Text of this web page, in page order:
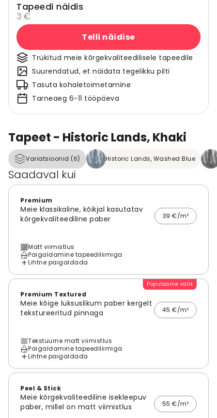
Tapeet - Historic Lands, Khaki
Variatsioonid (6) Historic Lands, Washed Blue
Saadaval kui
Premium
Meie klassikaline, kõikjal kasutatav
kõrgekvaliteediline paber
39 €/m²
Matt viimistlus
Paigaldamine tapeediliimiga
Lihtne paigaldada
Populaarne valik
Premium Textured
Meie kõige luksuslikum paber kergelt
tekstureeritud pinnaga
45 €/m²
Tekstuurne matt viimistlus
Paigaldamine tapeediliimiga
Lihtne paigaldada
Peel & Stick
Meie kõrgekvaliteediline isekleepuv
paber, millel on matt viimistlus
55 €/m²
Tapeedi näidis
3 €
Telli näidise
Trükitud meie kõrgekvaliteedilisele tapeedile
Suurendatud, et näidata tegelikku pilti
Tasuta kohaletoimetamine
Tarneaeg 6-11 tööpäeva